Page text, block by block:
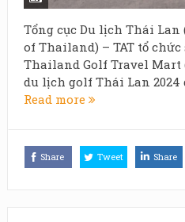
Tổng cục Du lịch Thái
of Thailand) – TAT tổ
Thailand Golf Travel Mart
du lịch golf Thái Lan 2024
Read more
Share Tweet Share